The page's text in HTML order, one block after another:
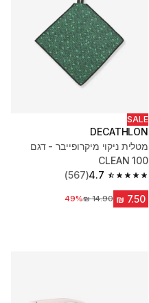
SALE
DECATHLON
מטלית ניקוי מיקרופייבר - דגם
CLEAN 100
4.7
4.7 out of 5 stars from 567 reviews
(567)
מחיר לפני הנחה‏14.90 ₪
49%